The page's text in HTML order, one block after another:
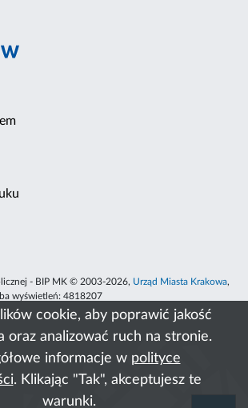
cookie, aby poprawić jakość
oraz analizować ruch na stronie.
informacje w polityce
. Klikając "Tak", akceptujesz te
warunki.
- BIP MK © 2003-2026, Urząd Miasta Krakowa,
wyświetleń: 4818207